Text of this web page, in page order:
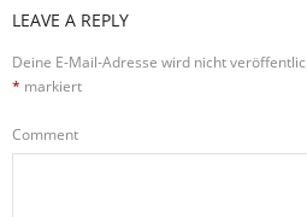
LEAVE A REPLY
Deine E-Mail-Adresse wird nicht
* markiert
Comment